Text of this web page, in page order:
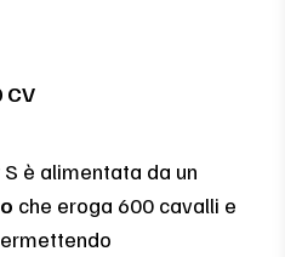
è alimentata da un
che eroga 600 cavalli e